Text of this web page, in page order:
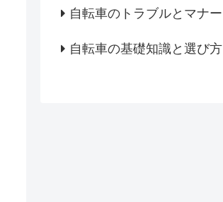
自転車のトラブルとマナー
自転車の基礎知識と選び方